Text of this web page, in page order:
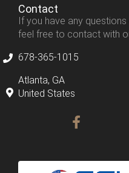
Contact
If you have any questions
feel free to contact with
678-365-1015
Atlanta, GA
United States